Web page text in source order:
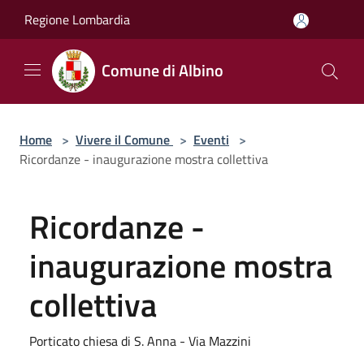
Regione Lombardia
Comune di Albino
Home > Vivere il Comune > Eventi >
Ricordanze - inaugurazione mostra collettiva
Ricordanze -
inaugurazione mostra
collettiva
Porticato chiesa di S. Anna - Via Mazzini